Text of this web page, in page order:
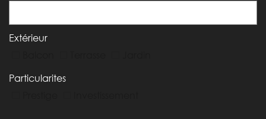
Extérieur
Particularites